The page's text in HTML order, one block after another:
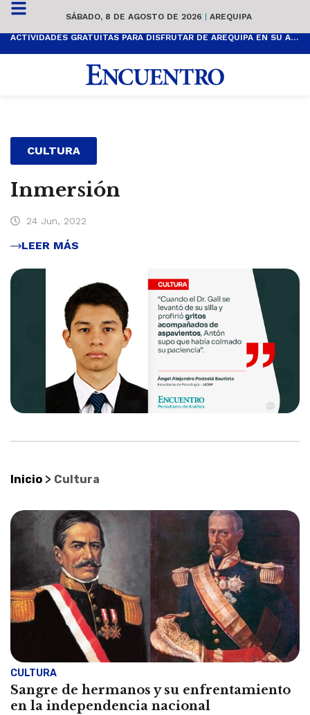
SÁBADO, 8 DE AGOSTO DE 2026 | AREQUIPA
ACTIVIDADES GRATUITAS PARA DISFRUTAR DE AREQUIPA EN SU ANIVERSARIO
CULTURA
Inmersión
24 Jun, 2022
LEER MÁS
Inicio > Cultura
CULTURA
Sangre de hermanos y su enfrentamiento
en la independencia nacional